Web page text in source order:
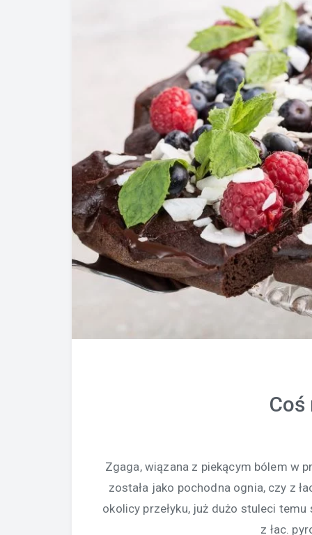
Coś
Zgaga, wiązana z piekącym bólem w
została jako pochodna ognia, czy z
okolicy przełyku, już dużo stuleci
z łac.